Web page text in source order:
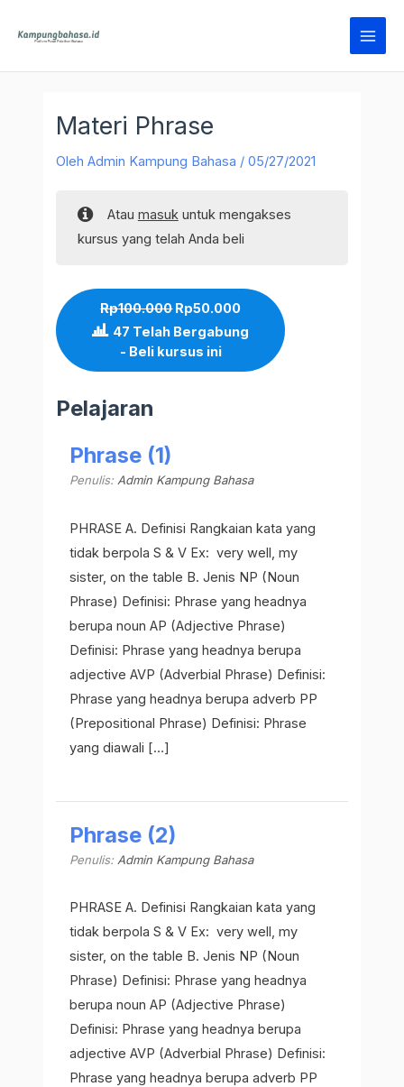
Main
Materi Phrase
OlehAdmin Kampung Bahasa /05/27/2021
Atau masukuntuk mengakses
kursus yang telah Anda beli
Rp100.000aslinya
adalah:
Rp100.000.
Rp50.000
Harga
saat
adalah:
Rp50.000.
47 Telah Bergabung
- Beli kursus ini
Pelajaran
Phrase (1)
Penulis:Admin Kampung Bahasa
PHRASE A. Definisi Rangkaian kata yang
tidak berpola S & V Ex: very well, my
sister, on the table B. Jenis NP (Noun
Phrase) Definisi: Phrase yang headnya
berupa noun AP (Adjective Phrase)
Definisi: Phrase yang headnya berupa
adjective AVP (Adverbial Phrase) Definisi:
Phrase yang headnya berupa adverb PP
(Prepositional Phrase) Definisi: Phrase
yang diawali […]
Phrase (2)
Penulis: Admin Kampung Bahasa
PHRASE A. Definisi Rangkaian kata yang
tidak berpola S & V Ex: very well, my
sister, on the table B. Jenis NP (Noun
Phrase) Definisi: Phrase yang headnya
berupa noun AP (Adjective Phrase)
Definisi: Phrase yang headnya berupa
adjective AVP (Adverbial Phrase) Definisi:
Phrase yang headnya berupa adverb PP